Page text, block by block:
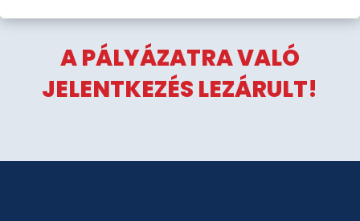
A PÁLYÁZATRA VALÓ
JELENTKEZÉS LEZÁRULT!